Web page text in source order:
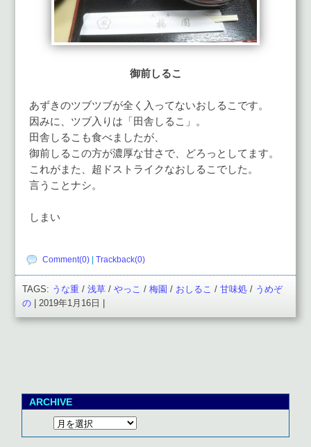
御前しるこ
あずきのツブツブが全く入ってないおしるこです。
因みに、ツブ入りは「田舎しるこ」。
田舎しるこも食べましたが、
御前しるこの方が濃厚な甘さで、どろっとしてます。
これがまた、超ドストライクなおしるこでした。
言うことナシ。
しまい
Comment(0) Trackback(0)
TAGS: うな重 / 浅草 / やっこ / 梅園 / おしるこ / 甘味処 / うめぞ
の | 2019年1月16日 |
ARCHIVE